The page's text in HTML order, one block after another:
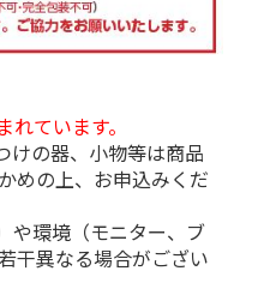
ています。
けの器、小物等は商品
めの上、お申込みくだ
や環境（モニター、ブ
干異なる場合がござい